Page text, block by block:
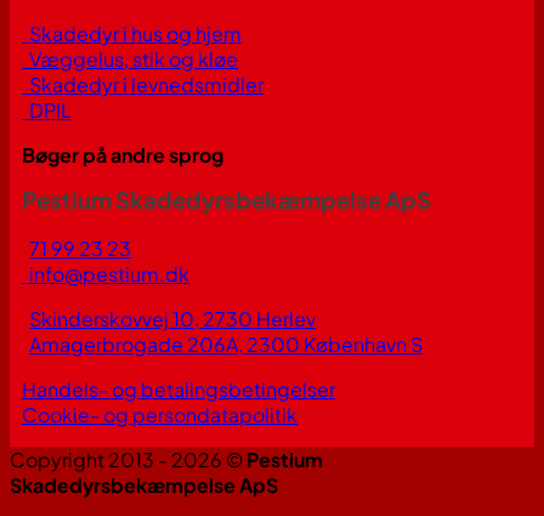
Skadedyr i hus og hjem
Væggelus, stik og kløe
Skadedyr i levnedsmidler
DPIL
Bøger på andre sprog
Pestium Skadedyrsbekæmpelse ApS
71 99 23 23
info@pestium.dk
Skinderskovvej 10, 2730 Herlev
Amagerbrogade 206A, 2300 København S
Handels- og betalingsbetingelser
Cookie- og persondatapolitik
Copyright 2013 - 2026 ©Pestium
Skadedyrsbekæmpelse ApS